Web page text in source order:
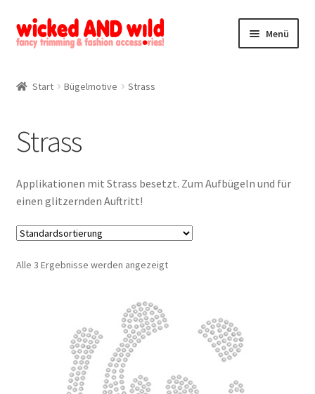
Zur
Navigation
Zum
Inhalt
Menü
Mein Konto
Kontakt
Start Bügelmotive Strass
Strass
Applikationen mit Strass besetzt. Zum Aufbügeln und für
einen glitzernden Auftritt!
Alle 3 Ergebnisse werden angezeigt